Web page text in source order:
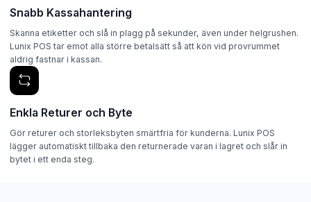
Snabb Kassahantering
Skanna etiketter och slå in plagg på sekunder, även under helgrushen.
Lunix POS tar emot alla större betalsätt så att kön vid provrummet
aldrig fastnar i kassan.
Enkla Returer och Byte
Gör returer och storleksbyten smärtfria för kunderna. Lunix POS
lägger automatiskt tillbaka den returnerade varan i lagret och slår in
bytet i ett enda steg.